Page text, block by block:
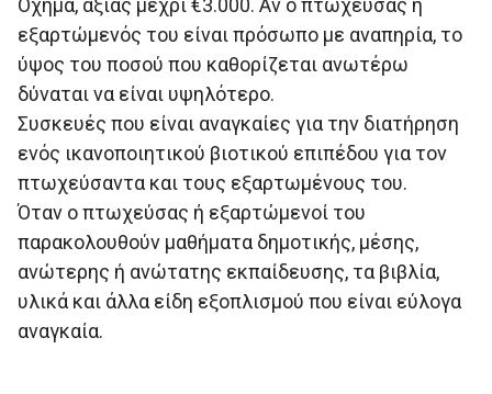
Όχηµα, αξίας µέχρι €3.000. Αν ο πτωχεύσας ή
εξαρτώµενός του είναι πρόσωπο µε αναπηρία, το
ύψος του ποσού που καθορίζεται ανωτέρω
δύναται να είναι υψηλότερο.
Συσκευές που είναι αναγκαίες για την διατήρηση
ενός ικανοποιητικού βιοτικού επιπέδου για τον
πτωχεύσαντα και τους εξαρτωµένους του.
Όταν ο πτωχεύσας ή εξαρτώµενοί του
παρακολουθούν µαθήµατα δηµοτικής, µέσης,
ανώτερης ή ανώτατης εκπαίδευσης, τα βιβλία,
υλικά και άλλα είδη εξοπλισµού που είναι εύλογα
αναγκαία.